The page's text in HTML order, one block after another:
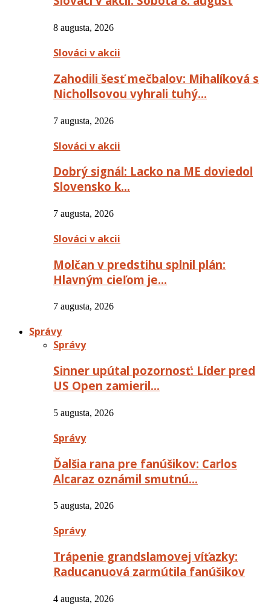
8 augusta, 2026
Slováci v akcii
Zahodili šesť mečbalov: Mihalíková s
Nichollsovou vyhrali tuhý…
7 augusta, 2026
Slováci v akcii
Dobrý signál: Lacko na ME doviedol
Slovensko k…
7 augusta, 2026
Slováci v akcii
Molčan v predstihu splnil plán:
Hlavným cieľom je…
7 augusta, 2026
Správy
Správy
Sinner upútal pozornosť: Líder pred
US Open zamieril…
5 augusta, 2026
Správy
Ďalšia rana pre fanúšikov: Carlos
Alcaraz oznámil smutnú…
5 augusta, 2026
Správy
Trápenie grandslamovej víťazky:
Raducanuová zarmútila fanúšikov
4 augusta, 2026